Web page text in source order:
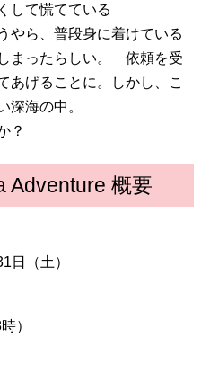
して慌てている
やら、普段身に着けている
まったらしい。 依頼を受
あげることに。しかし、こ
深海の中。
？
Adventure 概要
日（土）
）